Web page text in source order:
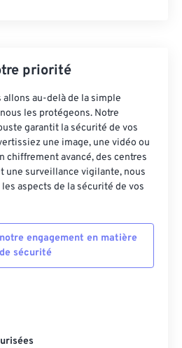
priorité
allons au-delà de la simple
les protégeons. Notre
garantit la sécurité de vos
une image, une vidéo ou
chiffrement avancé, des centres
une surveillance vigilante, nous
aspects de la sécurité de vos
engagement en matière
de sécurité